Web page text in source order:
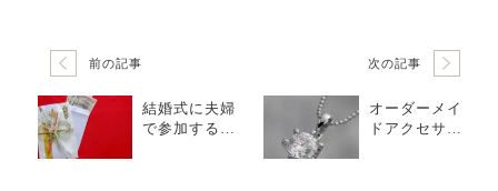
前の記事
結婚式に夫婦
で参加する場
次の記事
オーダーメイ
ドアクセサリ